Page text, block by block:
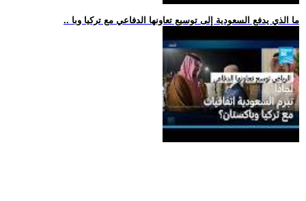
.. ما الذي يدفع السعودية إلى توسيع تعاونها الدفاعي مع تركيا وبا